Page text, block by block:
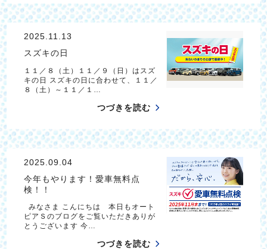
2025.11.13
スズキの日
１１／８（土）１１／９（日）はスズ
キの日 スズキの日に合わせて、１１／
８（土）～１１／１…
つづきを読む
2025.09.04
今年もやります！愛車無料点
検！！
みなさま こんにちは 本日もオート
ピアＳのブログをご覧いただきありが
とうございます 今…
つづきを読む